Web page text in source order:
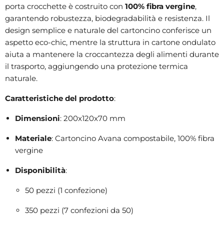
porta crocchette è costruito con 100% fibra vergine,
garantendo robustezza, biodegradabilità e resistenza. Il
design semplice e naturale del cartoncino conferisce un
aspetto eco-chic, mentre la struttura in cartone ondulato
aiuta a mantenere la croccantezza degli alimenti durante
il trasporto, aggiungendo una protezione termica
naturale.
Caratteristiche del prodotto:
Dimensioni: 200x120x70 mm
Materiale: Cartoncino Avana compostabile, 100% fibra
vergine
Disponibilità:
50 pezzi (1 confezione)
350 pezzi (7 confezioni da 50)